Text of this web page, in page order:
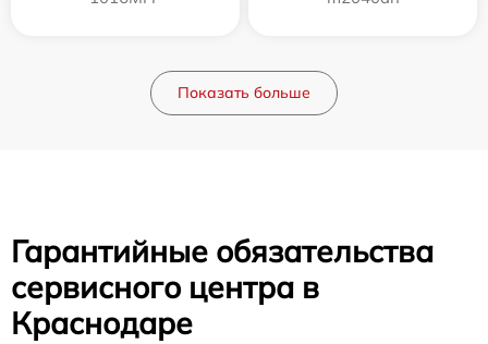
Показать больше
Гарантийные обязательства
сервисного центра в
Краснодаре